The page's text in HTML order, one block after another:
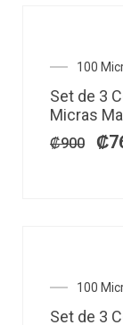
100
Set de 3
Micras
₡900
El
₡
100
Set de 3
El